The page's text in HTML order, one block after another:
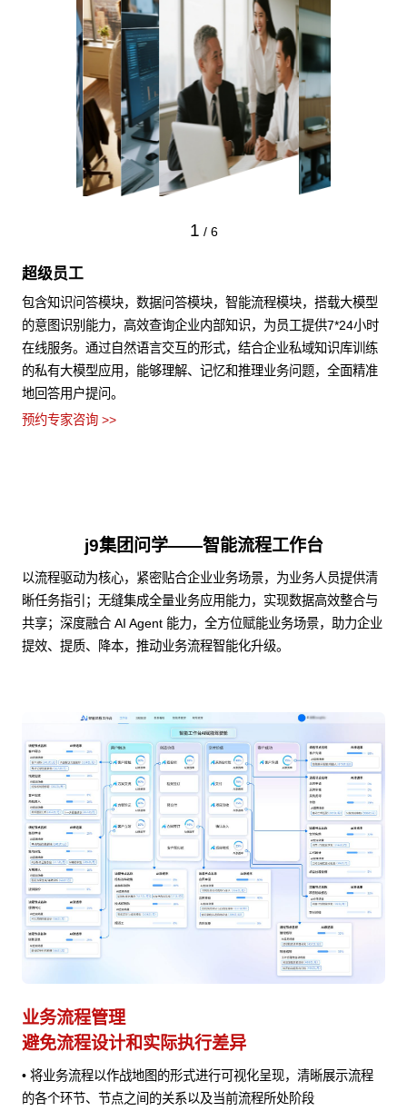
1 / 6
超级员工
包含知识问答模块，数据问答模块，智能流程模块，搭载大模型
的意图识别能力，高效查询企业内部知识，为员工提供7*24小时
在线服务。通过自然语言交互的形式，结合企业私域知识库训练
的私有大模型应用，能够理解、记忆和推理业务问题，全面精准
地回答用户提问。
预约专家咨询 >>
j9集团问学——智能流程工作台
以流程驱动为核心，紧密贴合企业业务场景，为业务人员提供清
晰任务指引；无缝集成全量业务应用能力，实现数据高效整合与
共享；深度融合 AI Agent 能力，全方位赋能业务场景，助力企业
提效、提质、降本，推动业务流程智能化升级。
业务流程管理
避免流程设计和实际执行差异
• 将业务流程以作战地图的形式进行可视化呈现，清晰展示流程
的各个环节、节点之间的关系以及当前流程所处阶段